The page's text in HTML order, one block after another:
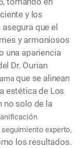
y los
que el
y armoniosos
una apariencia
Dr. Ourian
que se alinean
estética de Los
no solo de la
experto,
los resultados.